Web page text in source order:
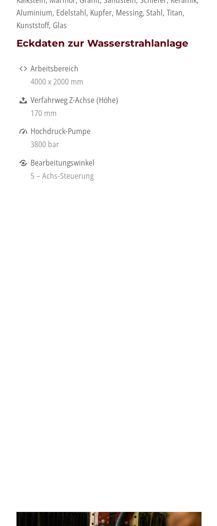
Aluminium, Edelstahl, Kupfer, Messing, Stahl, Titan,
Kunststoff, Glas
Eckdaten zur Wasserstrahlanlage
Arbeitsbereich
4000 x 2000 mm
Verfahrweg Z-Achse (Höhe)
170 mm
Hochdruck-Pumpe
3800 bar
Bearbeitungswinkel
5 – Achs-Steuerung